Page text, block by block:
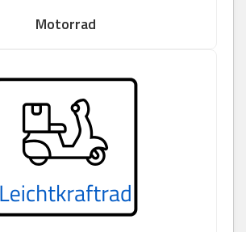
Motorrad